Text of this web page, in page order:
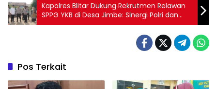
Kapolres Blitar Dukung Rekrutmen Relawan
SPPG YKB di Desa Jimbe: Sinergi Polri dan
Masyarakat untuk Gizi Anak Bangsa
Pos Terkait